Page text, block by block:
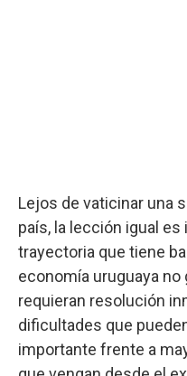
Lejos de vaticinar una
país, la lección igual
trayectoria que tiene
economía uruguaya
requieran resolución
dificultades que
importante frente a